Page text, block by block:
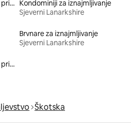
Smještaji za iznajmljivanje prikladni za kućne ljubimce Kondominiji za iznajmljivanje
Sjeverni Lanarkshire
Brvnare za iznajmljivanje
Sjeverni Lanarkshire
Smještaji za iznajmljivanje prikladni za porodice
Škotska